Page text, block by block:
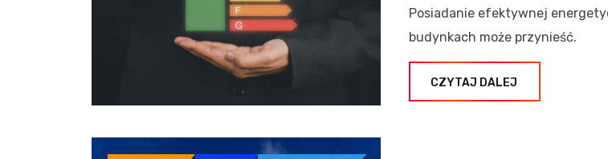
Posiadanie efektywnej
budynkach może przynieść.
CZYTAJ DALEJ